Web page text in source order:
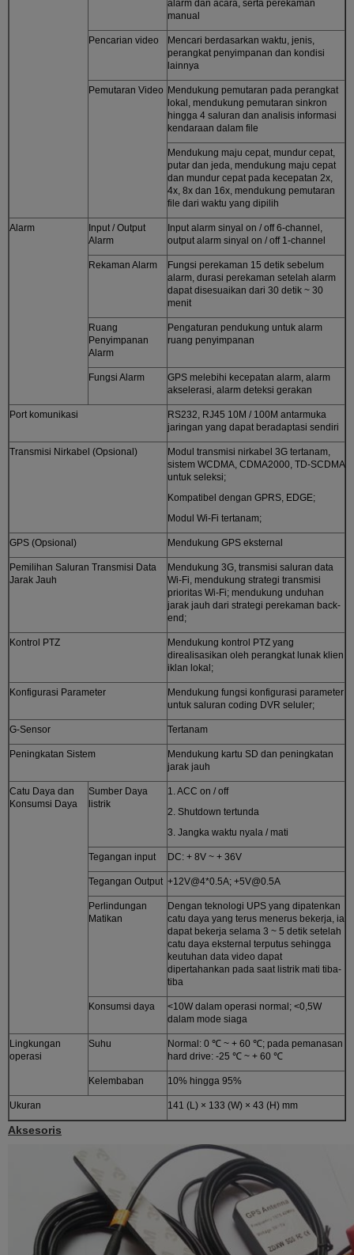
alarm dan acara, serta perekaman
manual
Pencarian video
Mencari berdasarkan waktu, jenis,
perangkat penyimpanan dan kondisi
lainnya
Pemutaran Video Mendukung pemutaran pada perangkat
lokal, mendukung pemutaran sinkron
hingga 4 saluran dan analisis informasi
kendaraan dalam file
Mendukung maju cepat, mundur cepat,
putar dan jeda, mendukung maju cepat
dan mundur cepat pada kecepatan 2x,
4x, 8x dan 16x, mendukung pemutaran
file dari waktu yang dipilih
Alarm
Input / Output
Alarm
Input alarm sinyal on / off 6-channel,
output alarm sinyal on / off 1-channel
Rekaman Alarm
Fungsi perekaman 15 detik sebelum
alarm, durasi perekaman setelah alarm
dapat disesuaikan dari 30 detik ~ 30
menit
Ruang
Penyimpanan
Alarm
Pengaturan pendukung untuk alarm
ruang penyimpanan
Fungsi Alarm
GPS melebihi kecepatan alarm, alarm
akselerasi, alarm deteksi gerakan
Port komunikasi
RS232, RJ45 10M / 100M antarmuka
jaringan yang dapat beradaptasi sendiri
Transmisi Nirkabel (Opsional)
Modul transmisi nirkabel 3G tertanam,
sistem WCDMA, CDMA2000, TD-SCDMA
untuk seleksi;
Kompatibel dengan GPRS, EDGE;
Modul Wi-Fi tertanam;
GPS (Opsional) Mendukung GPS eksternal
Pemilihan Saluran Transmisi Data
Jarak Jauh
Mendukung 3G, transmisi saluran data
Wi-Fi, mendukung strategi transmisi
prioritas Wi-Fi; mendukung unduhan
jarak jauh dari strategi perekaman back-
end;
Kontrol PTZ
Mendukung kontrol PTZ yang
direalisasikan oleh perangkat lunak klien
iklan lokal;
Konfigurasi Parameter
Mendukung fungsi konfigurasi parameter
untuk saluran coding DVR seluler;
G-Sensor Tertanam
Peningkatan Sistem
Mendukung kartu SD dan peningkatan
jarak jauh
Catu Daya dan
Konsumsi Daya
Sumber Daya
listrik
1. ACC on / off
2. Shutdown tertunda
3. Jangka waktu nyala / mati
Tegangan input DC: + 8V ~ + 36V
Tegangan Output +12V@4*0.5A; +5V@0.5A
Perlindungan
Matikan
Dengan teknologi UPS yang dipatenkan
catu daya yang terus menerus bekerja, ia
dapat bekerja selama 3 ~ 5 detik setelah
catu daya eksternal terputus sehingga
keutuhan data video dapat
dipertahankan pada saat listrik mati tiba-
tiba
Konsumsi daya
<10W dalam operasi normal; <0,5W
dalam mode siaga
Lingkungan
operasi
Suhu
Normal: 0 ℃ ~ + 60 ℃; pada pemanasan
hard drive: -25 ℃ ~ + 60 ℃
Kelembaban 10% hingga 95%
Ukuran 141 (L) × 133 (W) × 43 (H) mm
Aksesoris